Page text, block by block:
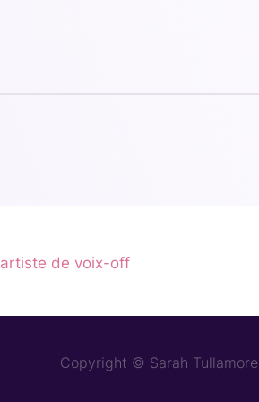
artiste de voix-off
Copyright © Sarah Tullamore